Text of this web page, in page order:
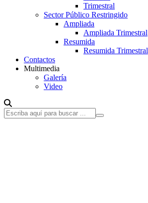
Trimestral
Sector Público Restringido
Ampliada
Ampliada Trimestral
Resumida
Resumida Trimestral
Contactos
Multimedia
Galería
Video